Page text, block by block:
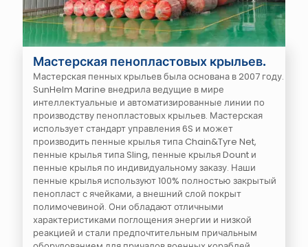
Мастерская пенопластовых крыльев.
Мастерская пенных крыльев была основана в 2007 году.
SunHelm Marine внедрила ведущие в мире
интеллектуальные и автоматизированные линии по
производству пенопластовых крыльев. Мастерская
использует стандарт управления 6S и может
производить пенные крылья типа Chain&Tyre Net,
пенные крылья типа Sling, пенные крылья Dount и
пенные крылья по индивидуальному заказу. Наши
пенные крылья используют 100% полностью закрытый
пенопласт с ячейками, а внешний слой покрыт
полимочевиной. Они обладают отличными
характеристиками поглощения энергии и низкой
реакцией и стали предпочтительным причальным